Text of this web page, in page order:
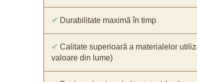
✔ Durabilitate maximă în timp
✔ Calitate superioară a materialelor
valoare din lume)